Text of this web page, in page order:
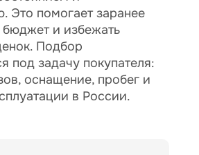
Это помогает заранее
бюджет и избежать
Подбор
под задачу покупателя:
оснащение, пробег и
в России.